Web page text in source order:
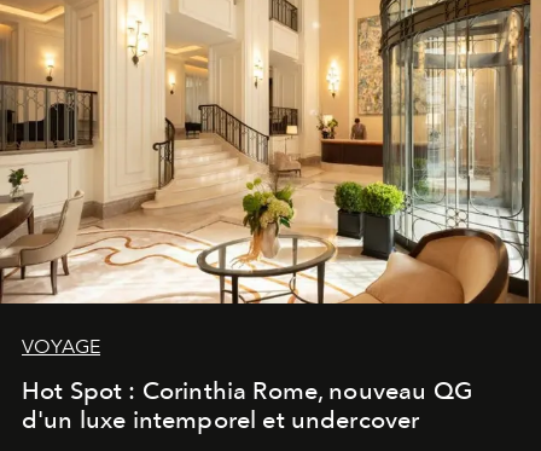
VOYAGE
Hot Spot : Corinthia Rome, nouveau QG
d'un luxe intemporel et undercover